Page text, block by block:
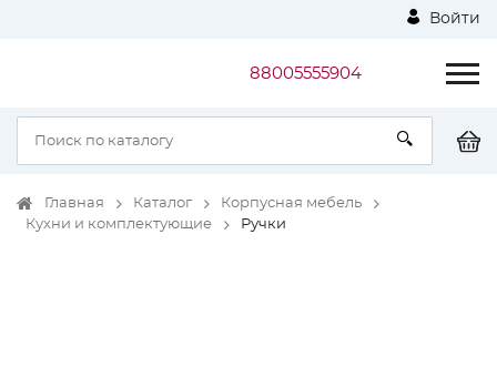
Войти
88005555904
Главная Каталог
Корпусная мебель
Кухни и комплектующие
Ручки